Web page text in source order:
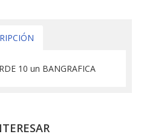
10 un BANGRAFICA